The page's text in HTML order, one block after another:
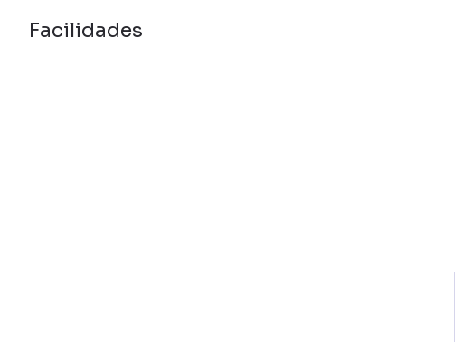
Facilidades